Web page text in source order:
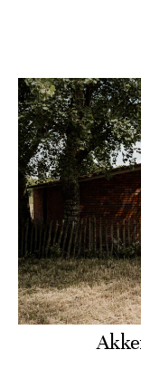
INFO EN
LEREN
ZAKELIJK
SAY HI!